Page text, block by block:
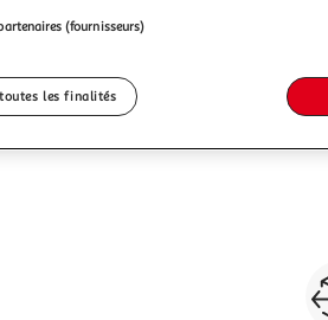
(fournisseurs)
les finalités